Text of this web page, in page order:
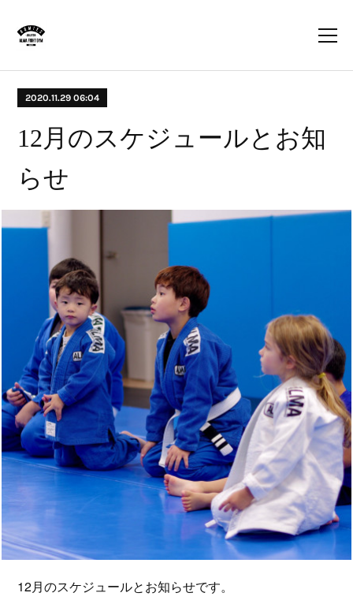
2020.11.29 06:04
12月のスケジュールとお知
らせ
12月のスケジュールとお知らせです。